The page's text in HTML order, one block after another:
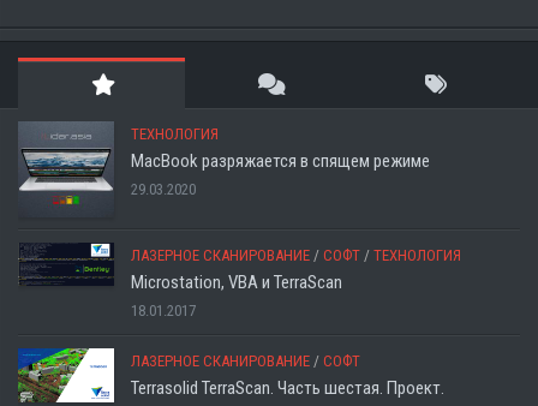
ТЕХНОЛОГИЯ
MacBook разряжается в спящем режиме
29.03.2020
ЛАЗЕРНОЕ СКАНИРОВАНИЕ / СОФТ / ТЕХНОЛОГИЯ
Microstation, VBA и TerraScan
18.01.2017
ЛАЗЕРНОЕ СКАНИРОВАНИЕ / СОФТ
Terrasolid TerraScan. Часть шестая. Проект.